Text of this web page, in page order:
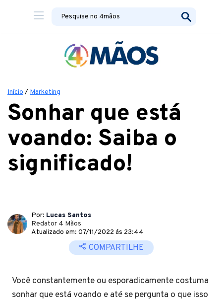
Início / Marketing
Sonhar que está
voando: Saiba o
significado!
Por: Lucas Santos
Redator 4 Mãos
Atualizado em: 07/11/2022 ás 23:44
COMPARTILHE
Você constantemente ou esporadicamente costuma
sonhar que está voando e até se pergunta o que isso